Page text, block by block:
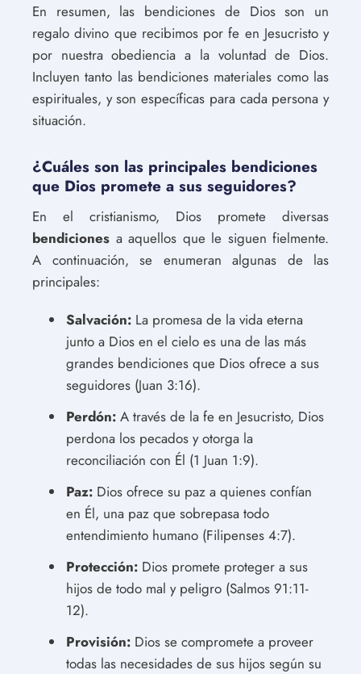
En resumen, las bendiciones de Dios son un
regalo divino que recibimos por fe en Jesucristo y
por nuestra obediencia a la voluntad de Dios.
Incluyen tanto las bendiciones materiales como las
espirituales, y son específicas para cada persona y
situación.
¿Cuáles son las principales bendiciones
que Dios promete a sus seguidores?
En el cristianismo, Dios promete diversas
bendiciones a aquellos que le siguen fielmente.
A continuación, se enumeran algunas de las
principales:
Salvación: La promesa de la vida eterna
junto a Dios en el cielo es una de las más
grandes bendiciones que Dios ofrece a sus
seguidores (Juan 3:16).
Perdón: A través de la fe en Jesucristo, Dios
perdona los pecados y otorga la
reconciliación con Él (1 Juan 1:9).
Paz: Dios ofrece su paz a quienes confían
en Él, una paz que sobrepasa todo
entendimiento humano (Filipenses 4:7).
Protección: Dios promete proteger a sus
hijos de todo mal y peligro (Salmos 91:11-
12).
Provisión: Dios se compromete a proveer
todas las necesidades de sus hijos según su